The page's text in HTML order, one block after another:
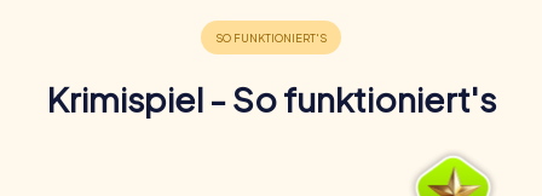
Krimispiel - So funktioniert's